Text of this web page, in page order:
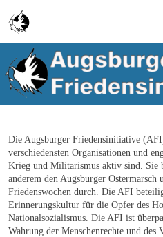
Skip to main content
Die Augsburger Friedensinitiative
verschiedensten Organisationen und
Krieg und Militarismus aktiv sind. Sie
anderem den Augsburger Ostermarsch
Friedenswochen durch. Die AFI
Erinnerungskultur für die Opfer des
Nationalsozialismus. Die AFI ist
Wahrung der Menschenrechte und